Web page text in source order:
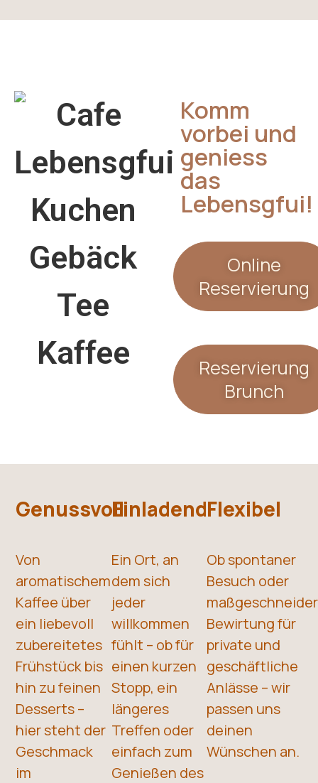
Komm
vorbei und
geniess
das
Lebensgfui!
Online
Reservierung
Reservierung
Brunch
Genussvoll
Von
aromatischem
Kaffee über
ein liebevoll
zubereitetes
Frühstück bis
hin zu feinen
Desserts –
hier steht der
Geschmack
im
Einladend
Ein Ort, an
dem sich
jeder
willkommen
fühlt – ob für
einen kurzen
Stopp, ein
längeres
Treffen oder
einfach zum
Genießen des
Flexibel
Ob spontaner
Besuch oder
Bewirtung für
private und
geschäftliche
Anlässe – wir
passen uns
deinen
Wünschen an.